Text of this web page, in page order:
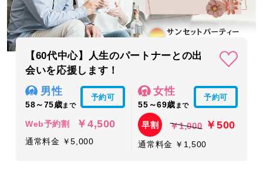
【60代中心】人生のパートナーとの出
会いを応援します！
男性
58～75歳まで
予約可
Web予約割 ￥4,500
通常料金 ￥5,000
女性
55～69歳 まで
予約可
早割 ￥1,000 ￥500
通常料金 ￥1,500